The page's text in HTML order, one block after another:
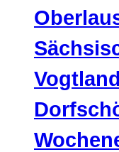
Vogtland